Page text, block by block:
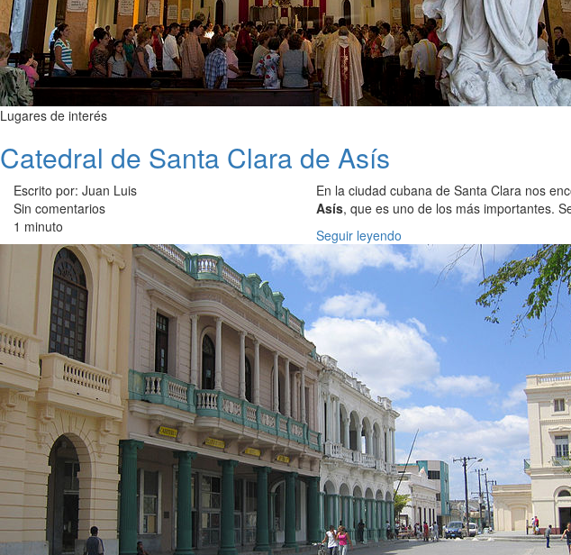
Lugares de interés
Catedral de Santa Clara de Asís
Escrito por: Juan Luis
Sin comentarios
1 minuto
En la ciudad cubana de Santa Clara nos
Asís, que es uno de los más importantes.
Seguir leyendo